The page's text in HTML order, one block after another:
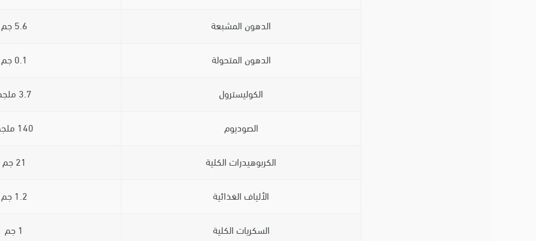
الدهون المشبعة 5.6 جم
الدهون المتحولة 0.1 جم
الكوليسترول 3.7 ملجم
الصوديوم 140 ملجم
الكربوهيدرات الكلية 21 جم
الألياف الغذائية 1.2 جم
السكريات الكلية 1 جم